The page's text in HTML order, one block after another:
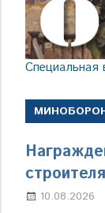
Специальная
строителя
10.08.2026